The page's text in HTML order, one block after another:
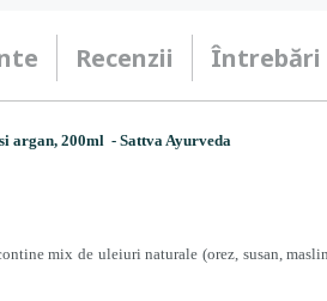
Recenzii Întrebări
argan, 200ml - Sattva Ayurveda
mix de uleiuri naturale (orez, susan,